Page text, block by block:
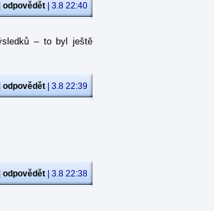
odpovědět | 3.8 22:40
– to byl ještě
odpovědět | 3.8 22:39
odpovědět | 3.8 22:38